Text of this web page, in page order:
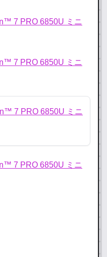
7 PRO 6850U ミニ
7 PRO 6850U ミニ
7 PRO 6850U ミニ
7 PRO 6850U ミニ